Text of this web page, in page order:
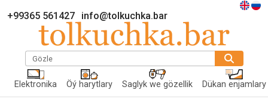
+99365 561427 info@tolkuchka.bar
Gözle
Elektronika Öý harytlary Saglyk we gözellik Dükan enjamlary